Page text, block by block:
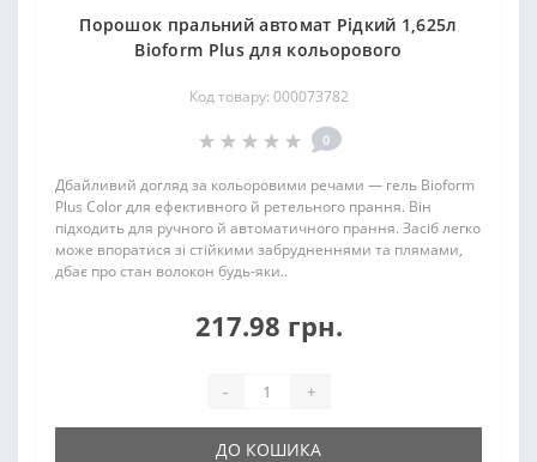
Порошок пральний автомат Рідкий 1,625л
Bioform Plus для кольорового
Код товару: 000073782
0
Дбайливий догляд за кольоровими речами — гель Bioform
Plus Color для ефективного й ретельного прання. Він
підходить для ручного й автоматичного прання. Засіб легко
може впоратися зі стійкими забрудненнями та плямами,
дбає про стан волокон будь-яки..
217.98 грн.
- +
ДО КОШИКА